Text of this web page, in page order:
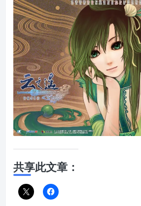
共享此文章：